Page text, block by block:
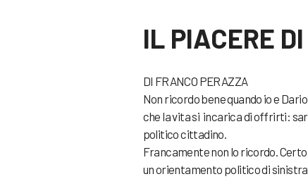
IL PIACERE
DI FRANCO PERAZZA
Non ricordo bene quando io e
che la vita si incarica di offrirti:
politico cittadino.
Francamente non lo ricordo.
un orientamento politico di